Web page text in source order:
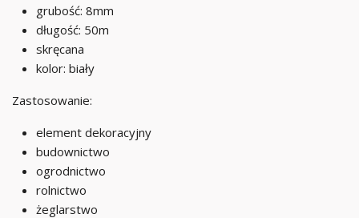
grubość: 8mm
długość: 50m
skręcana
kolor: biały
Zastosowanie:
element dekoracyjny
budownictwo
ogrodnictwo
rolnictwo
żeglarstwo